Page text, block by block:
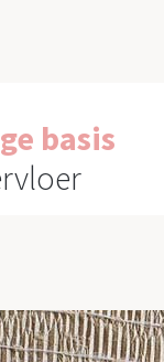
basis